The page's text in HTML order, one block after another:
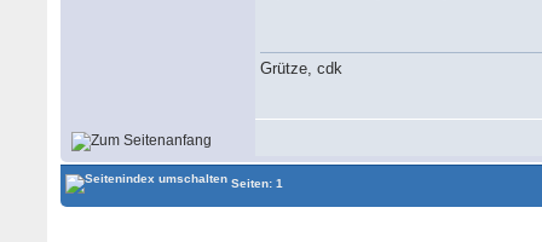
Grütze, cdk
Seiten: 1